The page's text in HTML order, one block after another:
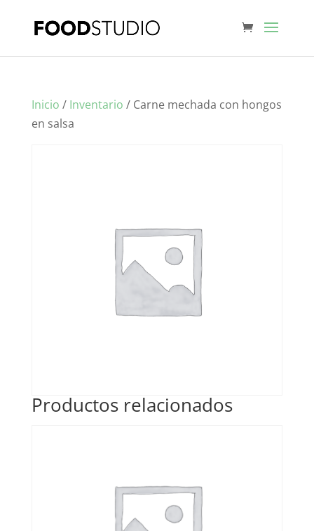
Inicio / Inventario / Carne mechada con hongos
en salsa
Productos relacionados